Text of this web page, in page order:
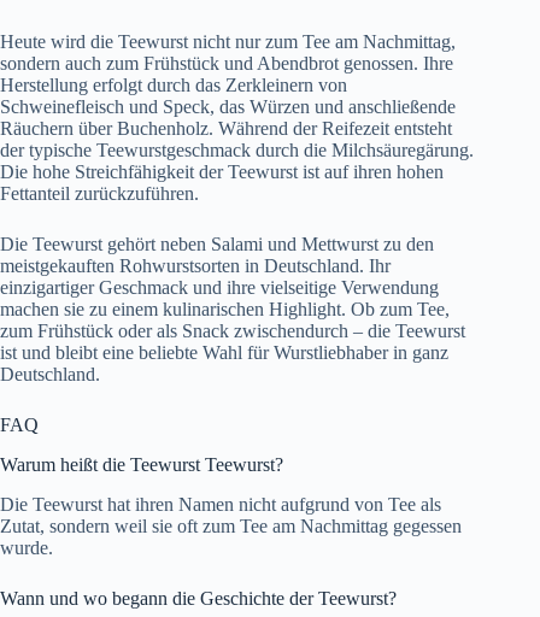
Heute wird die Teewurst nicht nur zum Tee am Nachmittag,
sondern auch zum Frühstück und Abendbrot genossen. Ihre
Herstellung erfolgt durch das Zerkleinern von
Schweinefleisch und Speck, das Würzen und anschließende
Räuchern über Buchenholz. Während der Reifezeit entsteht
der typische Teewurstgeschmack durch die Milchsäuregärung.
Die hohe Streichfähigkeit der Teewurst ist auf ihren hohen
Fettanteil zurückzuführen.
Die Teewurst gehört neben Salami und Mettwurst zu den
meistgekauften Rohwurstsorten in Deutschland. Ihr
einzigartiger Geschmack und ihre vielseitige Verwendung
machen sie zu einem kulinarischen Highlight. Ob zum Tee,
zum Frühstück oder als Snack zwischendurch – die Teewurst
ist und bleibt eine beliebte Wahl für Wurstliebhaber in ganz
Deutschland.
FAQ
Warum heißt die Teewurst Teewurst?
Die Teewurst hat ihren Namen nicht aufgrund von Tee als
Zutat, sondern weil sie oft zum Tee am Nachmittag gegessen
wurde.
Wann und wo begann die Geschichte der Teewurst?